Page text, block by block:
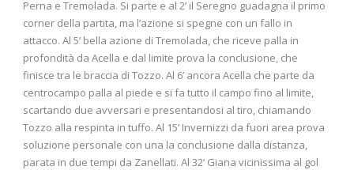
Perna e Tremolada. Si parte e al 2’ il Seregno guadagna il primo
corner della partita, ma l’azione si spegne con un fallo in
attacco. Al 5’ bella azione di Tremolada, che riceve palla in
profondità da Acella e dal limite prova la conclusione, che
finisce tra le braccia di Tozzo. Al 6’ ancora Acella che parte da
centrocampo palla al piede e si fa tutto il campo fino al limite,
scartando due avversari e presentandosi al tiro, chiamando
Tozzo alla respinta in tuffo. Al 15’ Invernizzi da fuori area prova
soluzione personale con una la conclusione dalla distanza,
parata in due tempi da Zanellati. Al 32’ Giana vicinissima al gol